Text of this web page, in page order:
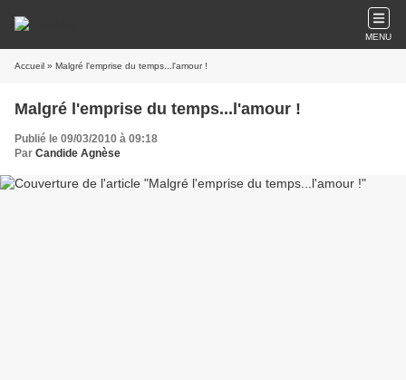
MENU
Accueil » Malgré l'emprise du temps...l'amour !
Malgré l'emprise du temps...l'amour !
Publié le 09/03/2010 à 09:18
Par Candide Agnèse